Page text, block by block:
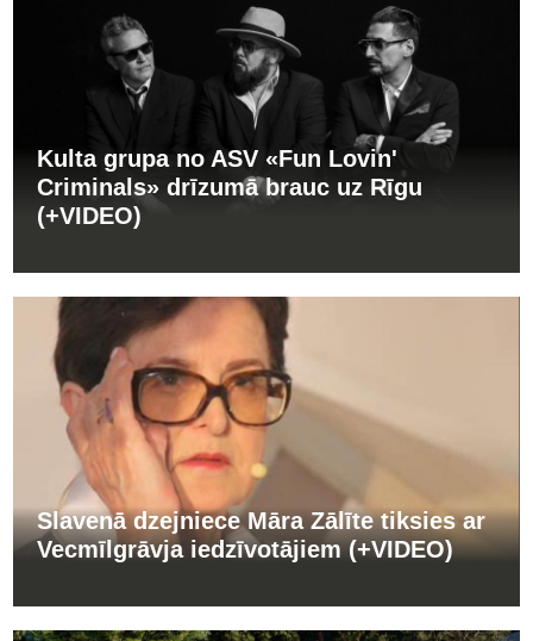
Kulta grupa no ASV «Fun Lovin'
Criminals» drīzumā brauc uz Rīgu
(+VIDEO)
Slavenā dzejniece Māra Zālīte tiksies ar
Vecmīlgrāvja iedzīvotājiem (+VIDEO)